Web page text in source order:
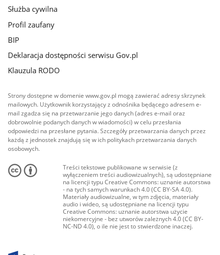
Służba cywilna
Profil zaufany
BIP
Deklaracja dostępności serwisu Gov.pl
Klauzula RODO
Strony dostępne w domenie www.gov.pl mogą zawierać adresy skrzynek
mailowych. Użytkownik korzystający z odnośnika będącego adresem e-
mail zgadza się na przetwarzanie jego danych (adres e-mail oraz
dobrowolnie podanych danych w wiadomości) w celu przesłania
odpowiedzi na przesłane pytania. Szczegóły przetwarzania danych przez
każdą z jednostek znajdują się w ich politykach przetwarzania danych
osobowych.
Treści tekstowe publikowane w serwisie (z
wyłączeniem treści audiowizualnych), są udostępniane
na licencji typu Creative Commons: uznanie autorstwa
- na tych samych warunkach 4.0 (CC BY-SA 4.0).
Materiały audiowizualne, w tym zdjęcia, materiały
audio i wideo, są udostępniane na licencji typu
Creative Commons: uznanie autorstwa użycie
niekomercyjne - bez utworów zależnych 4.0 (CC BY-
NC-ND 4.0), o ile nie jest to stwierdzone inaczej.